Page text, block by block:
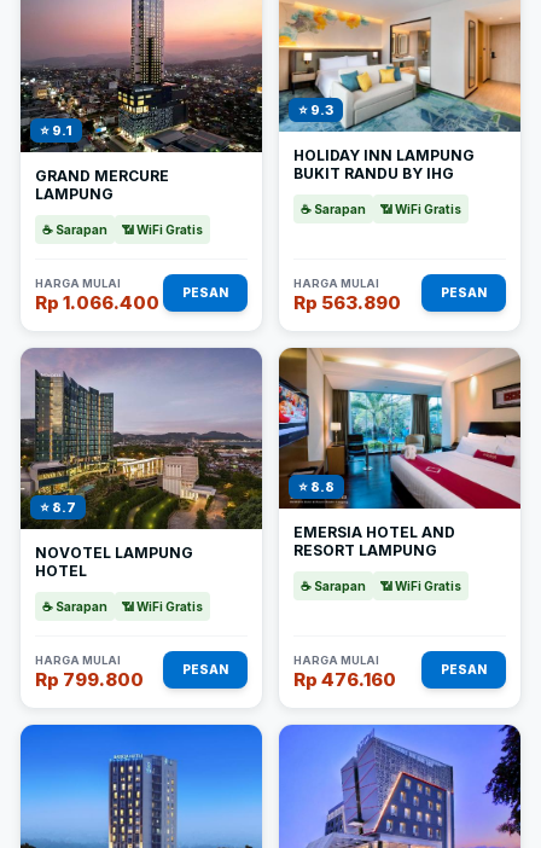
⭐ 9.1
GRAND MERCURE
LAMPUNG
☕ Sarapan 📶 WiFi Gratis
HARGA MULAI
Rp 1.066.400 PESAN
⭐ 9.3
HOLIDAY INN LAMPUNG
BUKIT RANDU BY IHG
☕ Sarapan 📶 WiFi Gratis
HARGA MULAI
Rp 563.890 PESAN
⭐ 8.7
NOVOTEL LAMPUNG
HOTEL
☕ Sarapan 📶 WiFi Gratis
HARGA MULAI
Rp 799.800 PESAN
⭐ 8.8
EMERSIA HOTEL AND
RESORT LAMPUNG
☕ Sarapan 📶 WiFi Gratis
HARGA MULAI
Rp 476.160 PESAN